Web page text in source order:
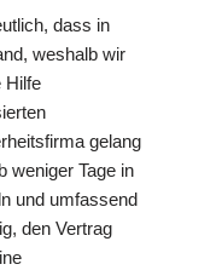
dass in
weshalb wir
Hilfe
gelang
weniger Tage in
und umfassend
den Vertrag